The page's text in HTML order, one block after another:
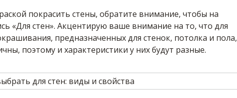
покрасить стены, обратите внимание, чтобы на
«Для стен». Акцентирую ваше внимание на то, что для
предназначенных для стенок, потолка и пола,
поэтому и характеристики у них будут разные.